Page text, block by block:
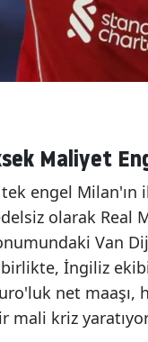
Maliyet
engel Milan'ın
olarak Real
Van
İngiliz
net maaşı,
mali kriz